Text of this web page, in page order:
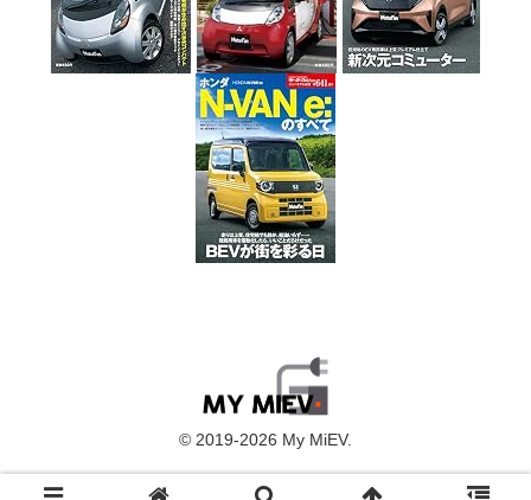
© 2019-2026 My MiEV.